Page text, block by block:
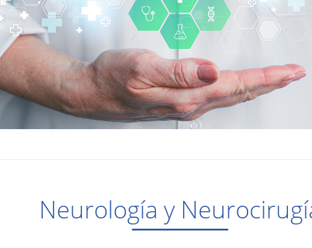
Neurología y